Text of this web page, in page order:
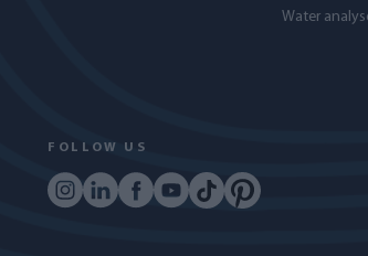
Water
FOLLOW US